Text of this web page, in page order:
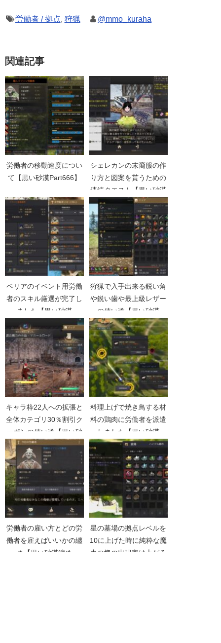
労働者 / 拠点, 狩猟 @mmo_kuraha
関連記事
労働者の移動速度につい
て【黒い砂漠Part666】
シェレカンの末裔服の作
り方と図案を貰うための
連続クエスト【黒い砂漠
Part3596】
ベリアのイベント用労働
者のスキル厳選が完了し
ました【黒い砂漠
Part5332】
狩猟で入手出来る鋭い角
や鋭い歯や最上級レザー
の使い道【黒い砂漠
Part3471】
キャラ枠22人への拡張と
全体カテゴリ30％割引ク
ーポンの使い道【黒い砂
漠Part4510】
料理上げで焼き鳥する材
料の鶏肉に労働者を派遣
しました【黒い砂漠
Part3035】
労働者の雇い方とどの労
働者を雇えばいいかの纏
め【黒い砂漠纏め
星の墓場の拠点レベルを
10に上げた時に純粋な魔
力の塊の出現率は上がる